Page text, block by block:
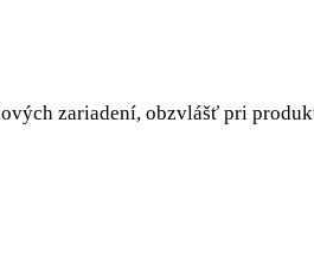
zariadení, obzvlášť pri